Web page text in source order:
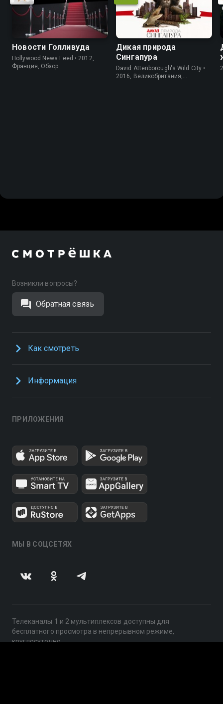
Новости Голливуда
Hollywood News Feed • 2012,
Франция, Обзор
Дикая природа
Сингапура
David Attenborough's Wild City •
2016, Великобритания,
Возникли вопросы?
Обратная связь
Как смотреть
Информация
ПРИЛОЖЕНИЯ
МЫ В СОЦСЕТЯХ
Телеканалы 1 и 2 мультиплексов доступны для
бесплатного просмотра в непрерывном режиме,
круглосуточно.